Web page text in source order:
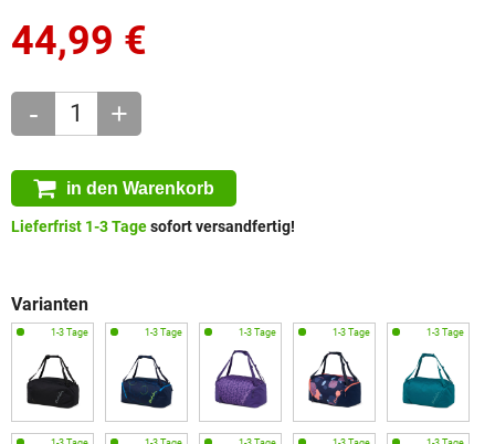
44,99 €
- +
in den Warenkorb
Lieferfrist 1-3 Tagesofort versandfertig!
Varianten